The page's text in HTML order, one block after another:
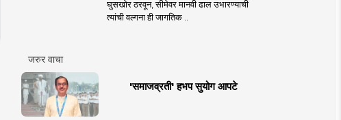
घुसखोर ठरवून, सीमेवर मानवी ढाल उभारण्याची
त्यांची वल्गना ही जागतिक ..
जरुर वाचा
'समाजव्रती' हभप सुयोग आपटे